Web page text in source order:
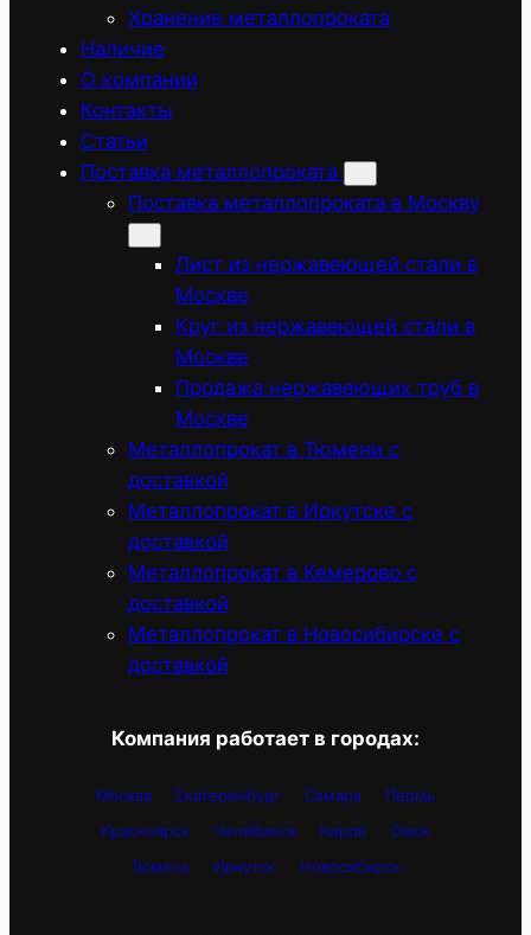
Хранение металлопроката
Наличие
О компании
Контакты
Статьи
Поставка металлопроката
Поставка металлопроката в Москву
Лист из нержавеющей стали в
Москве
Круг из нержавеющей стали в
Москве
Продажа нержавеющих труб в
Москве
Металлопрокат в Тюмени с
доставкой
Металлопрокат в Иркутске с
доставкой
Металлопрокат в Кемерово с
доставкой
Металлопрокат в Новосибирске с
доставкой
Компания работает в городах:
Москва Екатеринбург Самара
Пермь
Красноярск
Челябинск Киров
Омск
Тюмень
Иркутск Новосибирск